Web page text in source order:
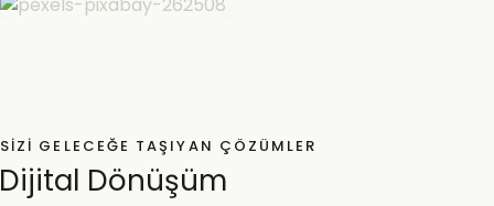
SIZI GELECEĞE TAŞIYAN ÇÖZÜMLER
Dijital Dönüşüm